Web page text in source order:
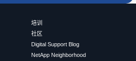
培训
社区
Digital Support Blog
NetApp Neighborhood